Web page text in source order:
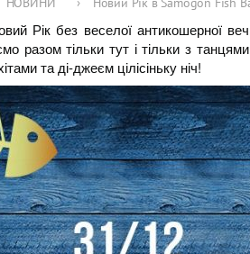
Рік без веселої антикошерної
разом тільки тут і тільки з
та ді-джеєм цілісіньку ніч!